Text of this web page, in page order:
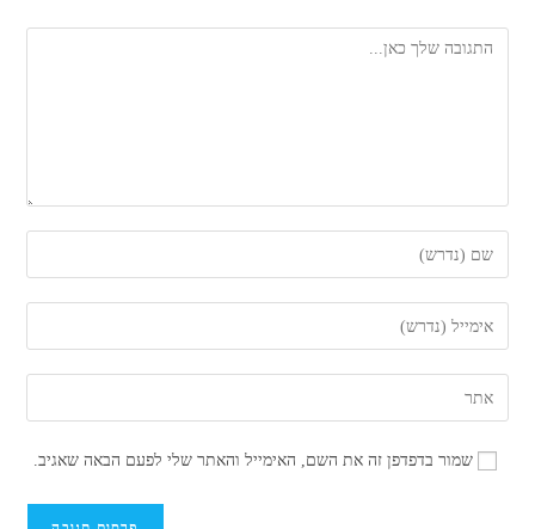
להגיב
את
השם
שלך
שם
משתמש
כדי
את
כתובת
דואר
שלך
את
כתובת
שמור בדפדפן זה את השם, האימייל והאתר שלי לפעם הבאה שאגיב.